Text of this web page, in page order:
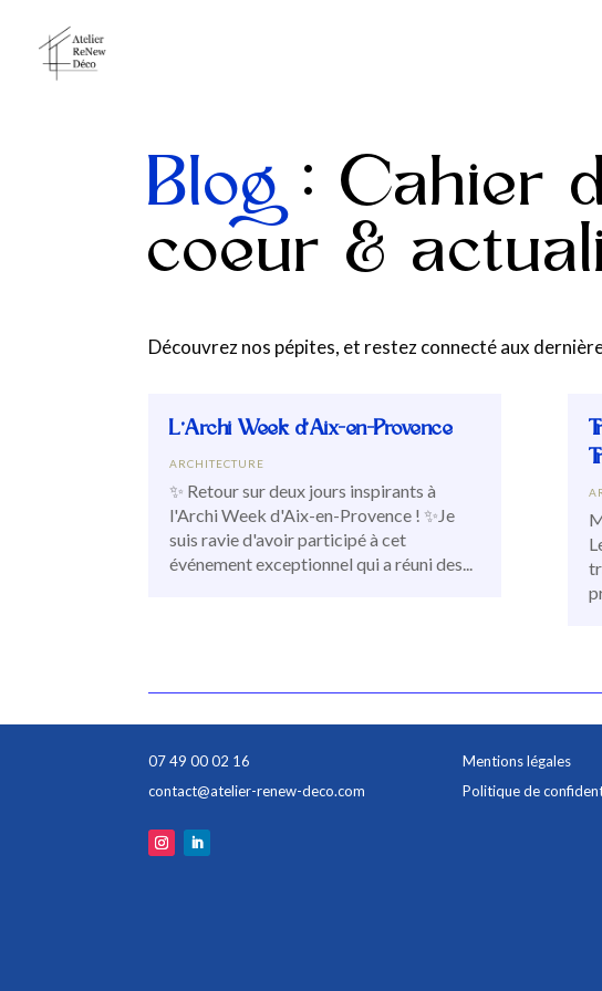
Blog: Cahier
coeur &
Découvrez nos pépites, et restez connecté aux
L’Archi Week d’Aix-en-Provence
ARCHITECTURE
✨ Retour sur deux jours inspirants à
l'Archi Week d'Aix-en-Provence ! ✨Je
suis ravie d'avoir participé à cet
événement exceptionnel qui a réuni des...
07 49 00 02 16
contact@atelier-renew-deco.com
Mentions légales
Politique de